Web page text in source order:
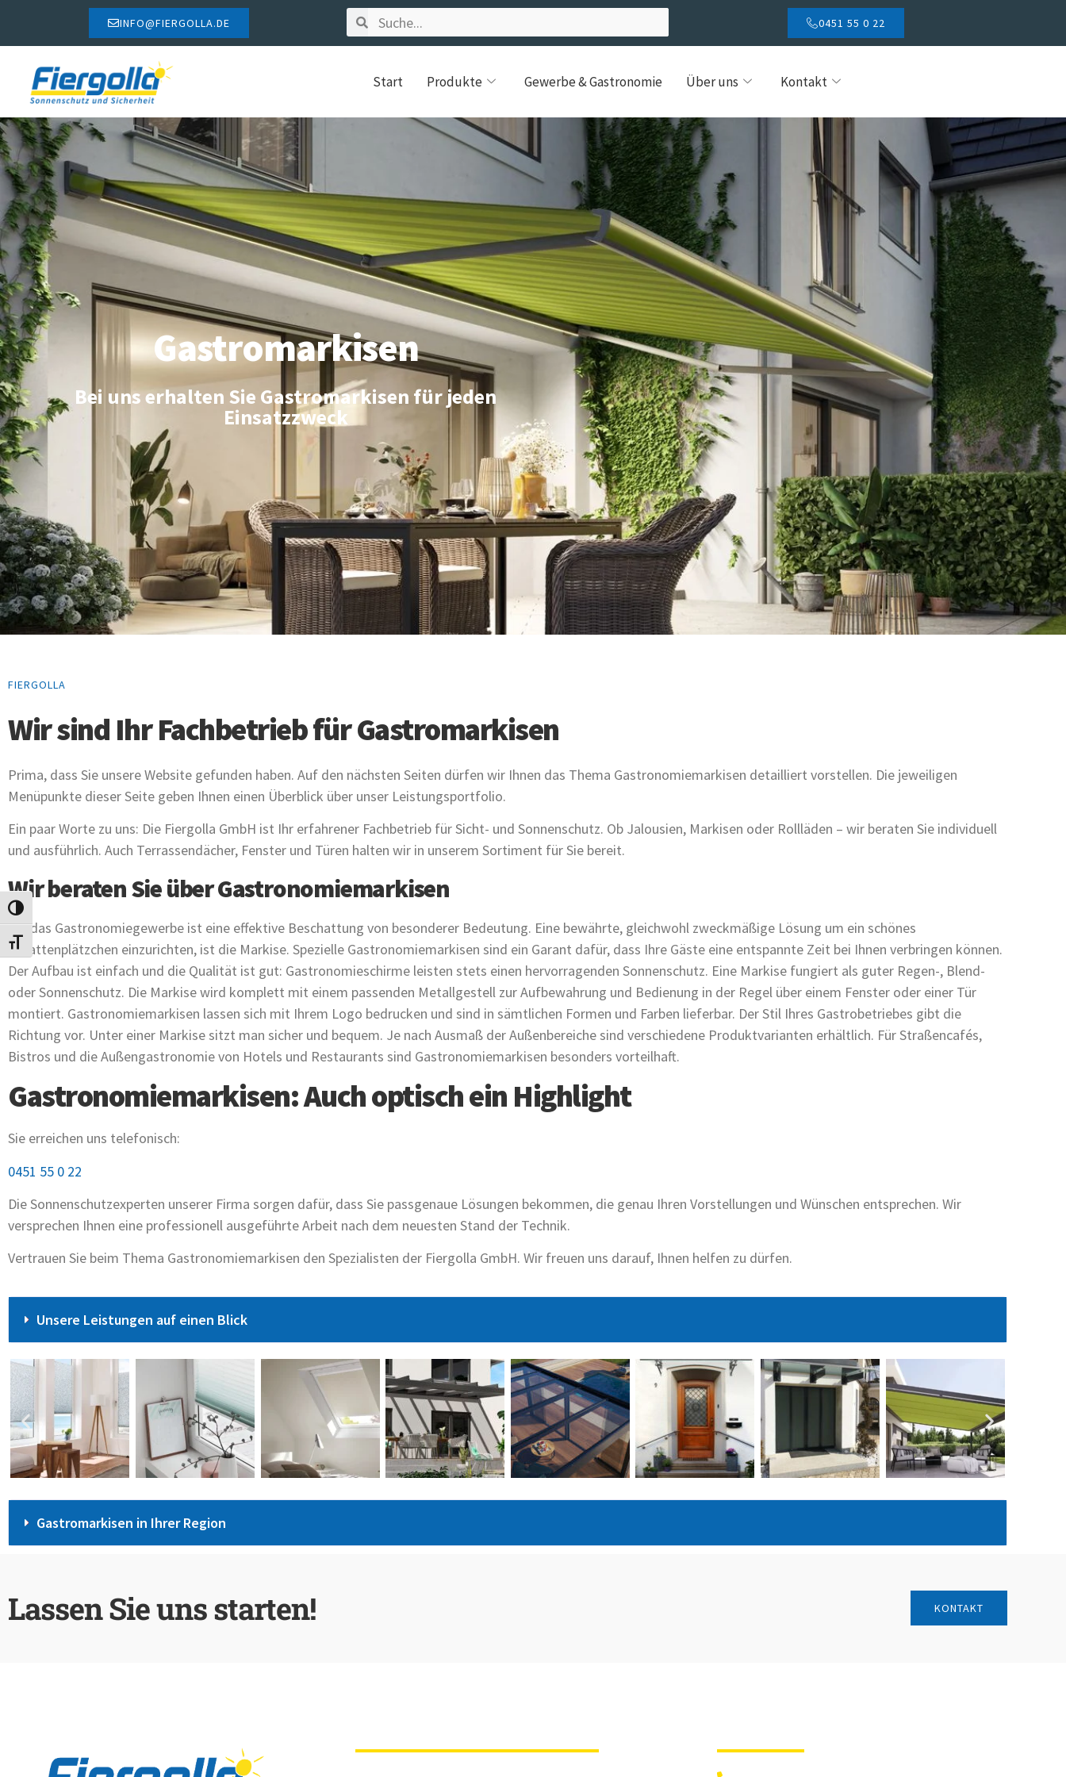
UMSCHALTEN AUF HOHE KONTRASTE
SCHRIFT VERGRÖSSERN
INFO@FIERGOLLA.DE 0451 55 0 22
Start Produkte Gewerbe & Gastronomie Über uns Kontakt
Gastromarkisen
Bei uns erhalten Sie Gastromarkisen für jeden
Einsatzzweck
FIERGOLLA
Wir sind Ihr Fachbetrieb für Gastromarkisen
Prima, dass Sie unsere Website gefunden haben. Auf den nächsten Seiten dürfen wir Ihnen das Thema Gastronomiemarkisen detailliert vorstellen. Die jeweiligen
Menüpunkte dieser Seite geben Ihnen einen Überblick über unser Leistungsportfolio.
Ein paar Worte zu uns: Die Fiergolla GmbH ist Ihr erfahrener Fachbetrieb für Sicht- und Sonnenschutz. Ob Jalousien, Markisen oder Rollläden – wir beraten Sie individuell
und ausführlich. Auch Terrassendächer, Fenster und Türen halten wir in unserem Sortiment für Sie bereit.
Wir beraten Sie über Gastronomiemarkisen
Für das Gastronomiegewerbe ist eine effektive Beschattung von besonderer Bedeutung. Eine bewährte, gleichwohl zweckmäßige Lösung um ein schönes
Schattenplätzchen einzurichten, ist die Markise. Spezielle Gastronomiemarkisen sind ein Garant dafür, dass Ihre Gäste eine entspannte Zeit bei Ihnen verbringen können.
Der Aufbau ist einfach und die Qualität ist gut: Gastronomieschirme leisten stets einen hervorragenden Sonnenschutz. Eine Markise fungiert als guter Regen-, Blend-
oder Sonnenschutz. Die Markise wird komplett mit einem passenden Metallgestell zur Aufbewahrung und Bedienung in der Regel über einem Fenster oder einer Tür
montiert. Gastronomiemarkisen lassen sich mit Ihrem Logo bedrucken und sind in sämtlichen Formen und Farben lieferbar. Der Stil Ihres Gastrobetriebes gibt die
Richtung vor. Unter einer Markise sitzt man sicher und bequem. Je nach Ausmaß der Außenbereiche sind verschiedene Produktvarianten erhältlich. Für Straßencafés,
Bistros und die Außengastronomie von Hotels und Restaurants sind Gastronomiemarkisen besonders vorteilhaft.
Gastronomiemarkisen: Auch optisch ein Highlight
Sie erreichen uns telefonisch:
0451 55 0 22
Die Sonnenschutzexperten unserer Firma sorgen dafür, dass Sie passgenaue Lösungen bekommen, die genau Ihren Vorstellungen und Wünschen entsprechen. Wir
versprechen Ihnen eine professionell ausgeführte Arbeit nach dem neuesten Stand der Technik.
Vertrauen Sie beim Thema Gastronomiemarkisen den Spezialisten der Fiergolla GmbH. Wir freuen uns darauf, Ihnen helfen zu dürfen.
Unsere Leistungen auf einen Blick
Gastromarkisen in Ihrer Region
Lassen Sie uns starten! KONTAKT